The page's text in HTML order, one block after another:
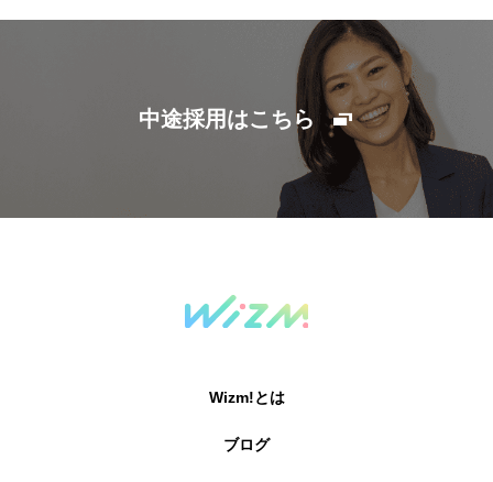
中途採用はこちら
Wizm!とは
ブログ